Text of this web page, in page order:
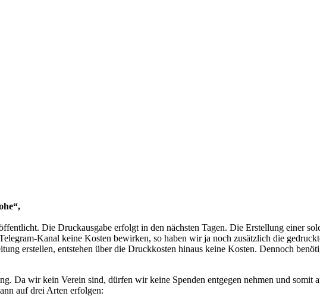
Die Druckausgabe erfolgt in den nächsten Tagen. Die Erstellung einer
Kanal keine Kosten bewirken, so haben wir ja noch zusätzlich die
erstellen, entstehen über die Druckkosten hinaus keine Kosten. Dennoch
Da wir kein Verein sind, dürfen wir keine Spenden entgegen nehmen und somit
auf drei Arten erfolgen: